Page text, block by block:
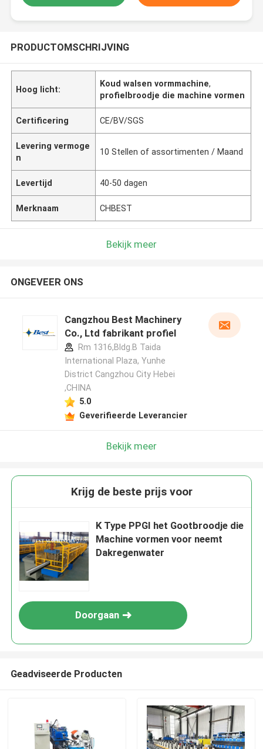
PRODUCTOMSCHRIJVING
Hoog licht:
Koud walsen vormmachine,
profielbroodje die machine vormen
Certificering CE/BV/SGS
Levering vermoge
n
10 Stellen of assortimenten / Maand
Levertijd 40-50 dagen
Merknaam CHBEST
Bekijk meer
ONGEVEER ONS
Cangzhou Best Machinery
Co., Ltd fabrikant profiel
Rm 1316,Bldg.B Taida
International Plaza, Yunhe
District Cangzhou City Hebei
,CHINA
5.0
Geverifieerde Leverancier
Bekijk meer
Krijg de beste prijs voor
K Type PPGI het Gootbroodje die
Machine vormen voor neemt
Dakregenwater
Doorgaan
Geadviseerde Producten